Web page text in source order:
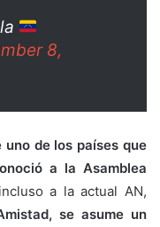
8,
uno de los países que
a la Asamblea
a la actual AN,
se asume un